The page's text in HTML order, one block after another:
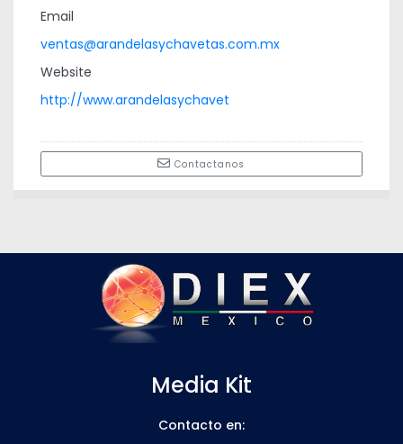
Email
ventas@arandelasychavetas.com.mx
Website
http://www.arandelasychavet
Contactanos
Media Kit
Contacto en: